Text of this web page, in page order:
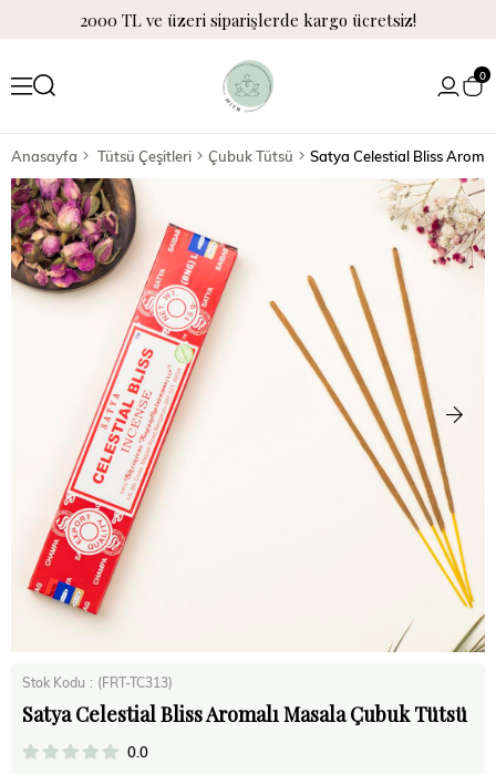
2000 TL ve üzeri siparişlerde kargo ücretsiz!
0
Anasayfa Tütsü Çeşitleri Çubuk Tütsü Satya Celestial Bliss
Stok Kodu (FRT-TC313)
Satya Celestial Bliss Aromalı Masala Çubuk Tütsü
0.0